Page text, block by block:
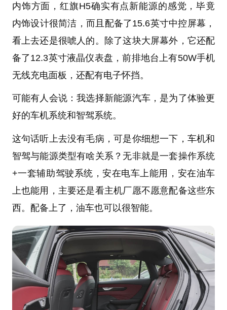
内饰方面，红旗H5确实有点新能源的感觉，毕竟
内饰设计很简洁，而且配备了15.6英寸中控屏幕，
看上去还是很唬人的。除了这块大屏幕外，它还配
备了12.3英寸液晶仪表盘，前排地台上有50W手机
无线充电面板，还配有电子怀挡。
可能有人会说：我选择新能源汽车，是为了体验更
好的车机系统和智驾系统。
这句话听上去没有毛病，可是你细想一下，车机和
智驾与能源类型有啥关系？无非就是一套操作系统
+一套辅助驾驶系统，安在电车上能用，安在油车
上也能用，主要还是看主机厂愿不愿意配备这些东
西。配备上了，油车也可以很智能。